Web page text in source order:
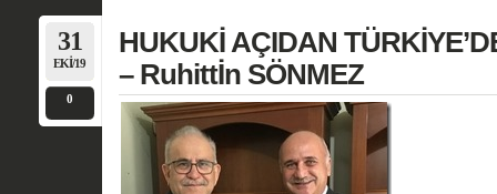
31
EKI/19
0
HUKUKİ AÇIDAN
– Ruhittİn SÖNMEZ